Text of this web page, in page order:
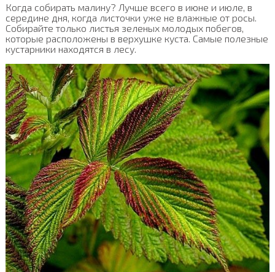
Когда собирать малину? Лучше всего в июне и июле, в
середине дня, когда листочки уже не влажные от росы.
Собирайте только листья зеленых молодых побегов,
которые расположены в верхушке куста. Самые полезные
кустарники находятся в лесу.